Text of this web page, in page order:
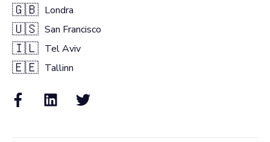
🇬🇧 Londra
🇺🇸 San Francisco
🇮🇱 Tel Aviv
🇪🇪 Tallinn